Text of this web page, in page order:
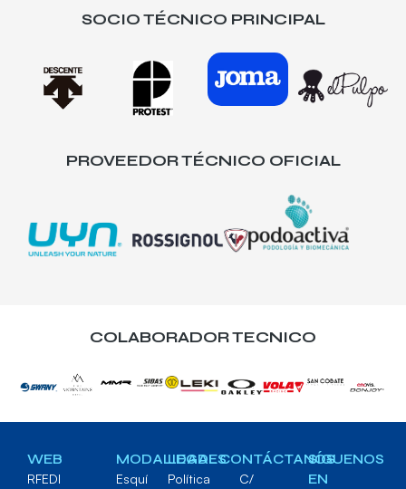
SOCIO TÉCNICO PRINCIPAL
PROVEEDOR TÉCNICO OFICIAL
COLABORADOR TECNICO
WEB
RFEDI
MODALIDADES
Esquí
LEGAL
Política
CONTÁCTANOS
C/
SÍGUENOS
EN